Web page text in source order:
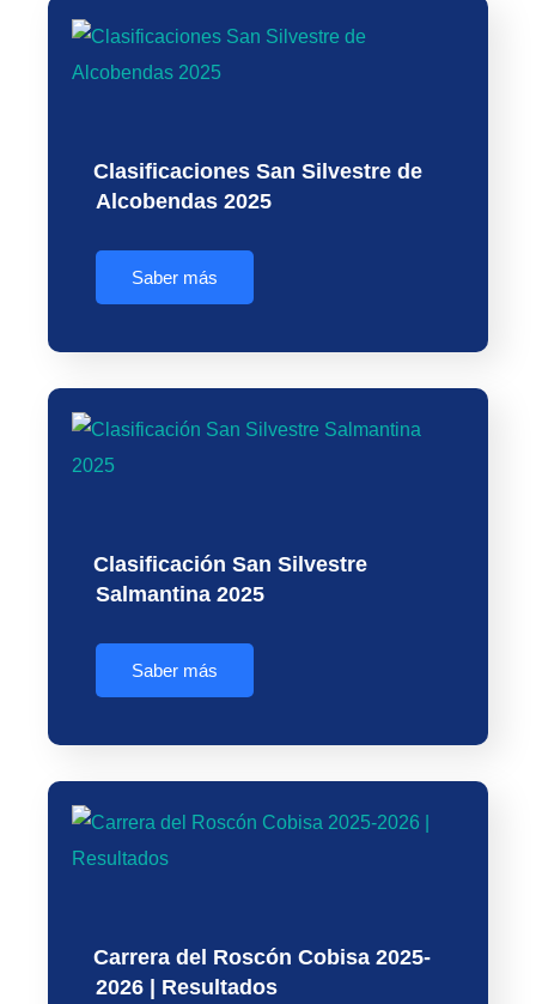
Clasificaciones San Silvestre de
Alcobendas 2025
Saber más
Clasificación San Silvestre
Salmantina 2025
Saber más
Carrera del Roscón Cobisa 2025-
2026 | Resultados